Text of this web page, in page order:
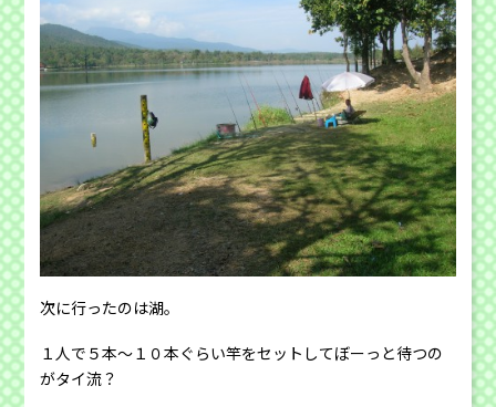
次に行ったのは湖。
１人で５本〜１０本ぐらい竿をセットしてぼーっと待つの
がタイ流？